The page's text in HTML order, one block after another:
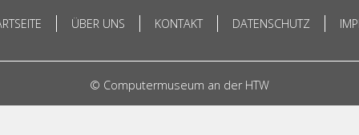
ÜBER UNS KONTAKT DATENSCHUTZ
© Computermuseum an der HTW